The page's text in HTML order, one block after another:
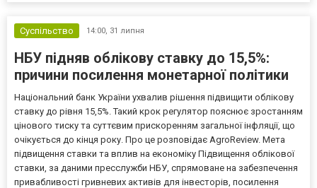
Суспільство 14:00, 31 липня
НБУ підняв облікову ставку до 15,5%:
причини посилення монетарної політики
Національний банк України ухвалив рішення підвищити облікову
ставку до рівня 15,5%. Такий крок регулятор пояснює зростанням
цінового тиску та суттєвим прискоренням загальної інфляції, що
очікується до кінця року. Про це розповідає AgroReview. Мета
підвищення ставки та вплив на економіку Підвищення облікової
ставки, за даними пресслужби НБУ, спрямоване на забезпечення
привабливості гривневих активів для інвесторів, посилення